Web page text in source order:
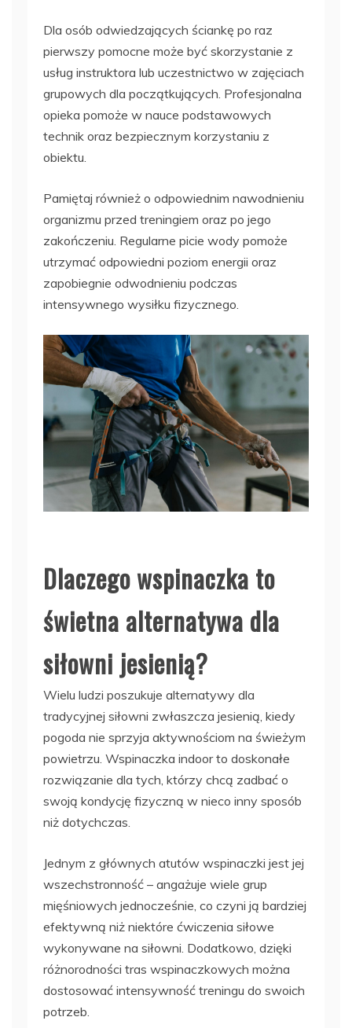
Dla osób odwiedzających ściankę po raz
pierwszy pomocne może być skorzystanie z
usług instruktora lub uczestnictwo w zajęciach
grupowych dla początkujących. Profesjonalna
opieka pomoże w nauce podstawowych
technik oraz bezpiecznym korzystaniu z
obiektu.
Pamiętaj również o odpowiednim nawodnieniu
organizmu przed treningiem oraz po jego
zakończeniu. Regularne picie wody pomoże
utrzymać odpowiedni poziom energii oraz
zapobiegnie odwodnieniu podczas
intensywnego wysiłku fizycznego.
Dlaczego wspinaczka to
świetna alternatywa dla
siłowni jesienią?
Wielu ludzi poszukuje alternatywy dla
tradycyjnej siłowni zwłaszcza jesienią, kiedy
pogoda nie sprzyja aktywnościom na świeżym
powietrzu. Wspinaczka indoor to doskonałe
rozwiązanie dla tych, którzy chcą zadbać o
swoją kondycję fizyczną w nieco inny sposób
niż dotychczas.
Jednym z głównych atutów wspinaczki jest jej
wszechstronność – angażuje wiele grup
mięśniowych jednocześnie, co czyni ją bardziej
efektywną niż niektóre ćwiczenia siłowe
wykonywane na siłowni. Dodatkowo, dzięki
różnorodności tras wspinaczkowych można
dostosować intensywność treningu do swoich
potrzeb.